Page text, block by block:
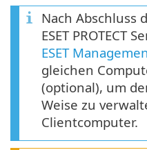
Nach Abschluss
ESET PROTECT
ESET
gleichen
(optional), um
Weise zu
Clientcomputer.